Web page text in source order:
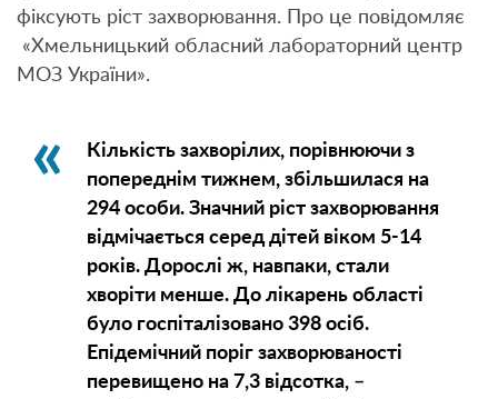
фіксують ріст захворювання. Про це повідомляє
«Хмельницький обласний лабораторний центр
МОЗ України».
Кількість захворілих, порівнюючи з
попереднім тижнем, збільшилася на
294 особи. Значний ріст захворювання
відмічається серед дітей віком 5-14
років. Дорослі ж, навпаки, стали
хворіти менше. До лікарень області
було госпіталізовано 398 осіб.
Епідемічний поріг захворюваності
перевищено на 7,3 відсотка, –